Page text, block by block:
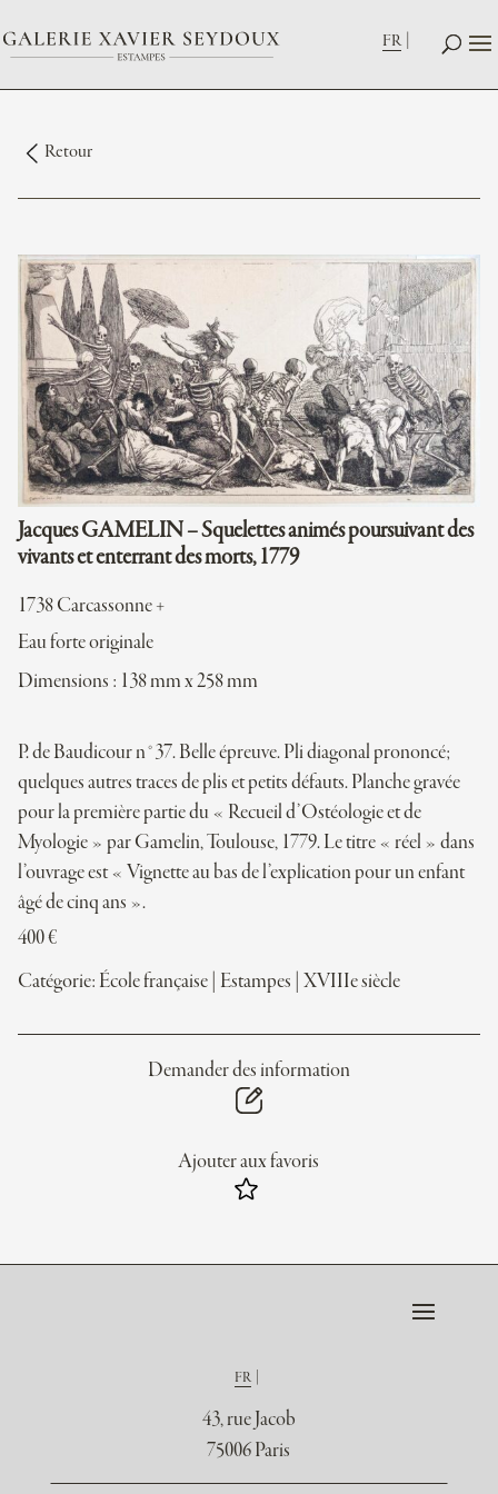
FR
Retour
Jacques GAMELIN – Squelettes animés poursuivant des
vivants et enterrant des morts, 1779
1738 Carcassonne +
Eau forte originale
Dimensions : 138 mm x 258 mm
P. de Baudicour n°37. Belle épreuve. Pli diagonal prononcé;
quelques autres traces de plis et petits défauts. Planche gravée
pour la première partie du « Recueil d’Ostéologie et de
Myologie » par Gamelin, Toulouse, 1779. Le titre « réel » dans
l’ouvrage est « Vignette au bas de l’explication pour un enfant
âgé de cinq ans ».
400€
Catégorie: École française Estampes XVIIIe siècle
Demander des information
Ajouter aux favoris
FR
43, rue Jacob
75006 Paris